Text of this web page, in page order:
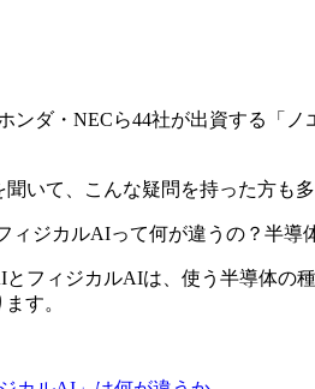
ンダ・NECら44社が出資する「
いて、こんな疑問を持った方も
ィジカルAIって何が違うの？半導
とフィジカルAIは、使う半導体の
す。